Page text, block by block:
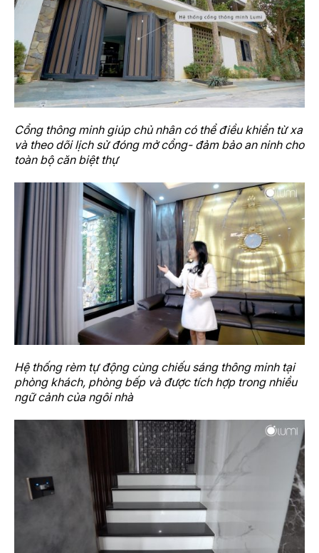
Cổng thông minh giúp chủ nhân có thể điều khiển từ xa
và theo dõi lịch sử đóng mở cổng- đảm bảo an ninh cho
toàn bộ căn biệt thự
Hệ thống rèm tự động cùng chiếu sáng thông minh tại
phòng khách, phòng bếp và được tích hợp trong nhiều
ngữ cảnh của ngôi nhà